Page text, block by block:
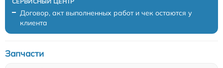
Договор, акт выполненных работ и чек остаются у
клиента
Запчасти